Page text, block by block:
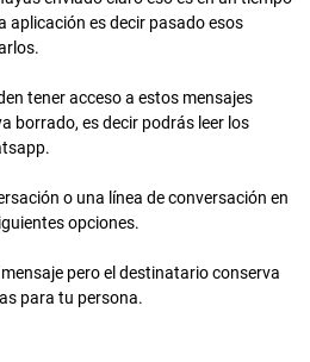
aplicación es decir pasado esos
tener acceso a estos mensajes
borrado, es decir podrás leer los
o una línea de conversación en
opciones.
pero el destinatario conserva
para tu persona.